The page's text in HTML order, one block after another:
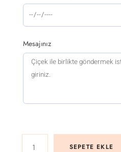
Mesajınız
SEPETE EKLE